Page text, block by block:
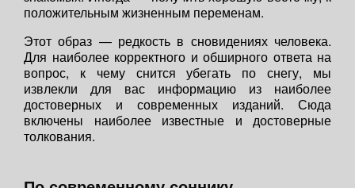
положительным жизненным переменам.
Этот образ — редкость в сновидениях человека.
Для наиболее корректного и обширного ответа на
вопрос, к чему снится убегать по снегу, мы
извлекли для вас информацию из наиболее
достоверных и современных изданий. Сюда
включены наиболее известные и достоверные
толкования.